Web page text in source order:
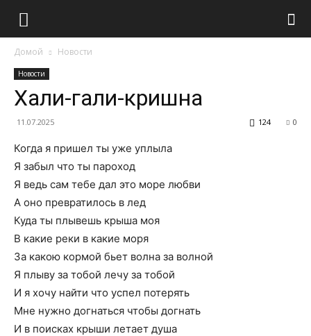
Домой Новости
Новости
Хали-гали-кришна
11.07.2025 0
124
Когда я пришел ты уже уплыла
Я забыл что ты пароход
Я ведь сам тебе дал это море любви
А оно превратилось в лед
Куда ты плывешь крыша моя
В какие реки в какие моря
За какою кормой бьет волна за волной
Я плыву за тобой лечу за тобой
И я хочу найти что успел потерять
Мне нужно догнаться чтобы догнать
И в поисках крыши летает душа